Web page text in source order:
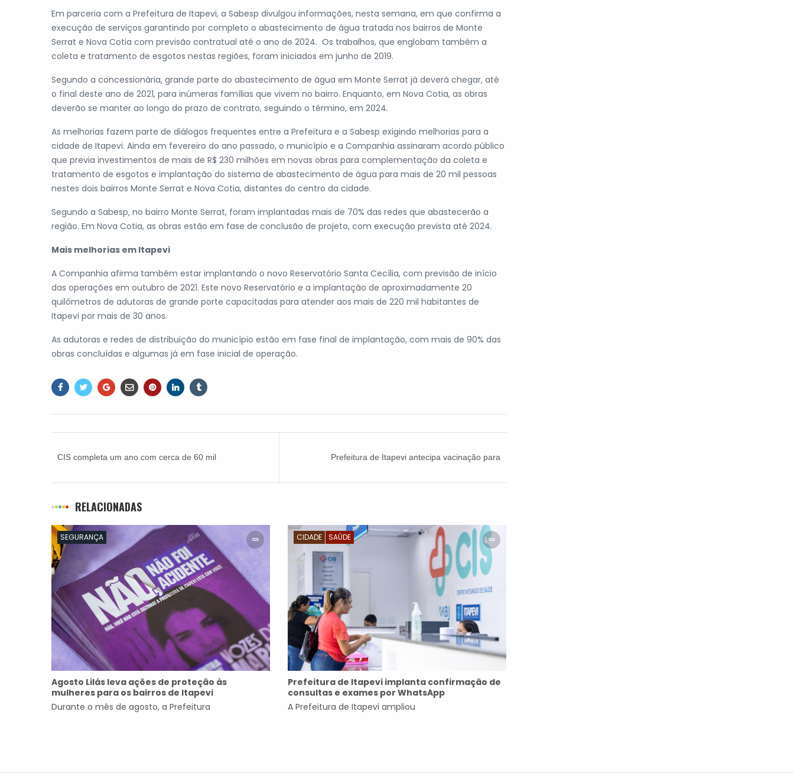
Em parceria com a Prefeitura de Itapevi, a Sabesp divulgou informações, nesta semana, em que confirma a
execução de serviços garantindo por completo o abastecimento de água tratada nos bairros de Monte
Serrat e Nova Cotia com previsão contratual até o ano de 2024. Os trabalhos, que englobam também a
coleta e tratamento de esgotos nestas regiões, foram iniciados em junho de 2019.
Segundo a concessionária, grande parte do abastecimento de água em Monte Serrat já deverá chegar, até
o final deste ano de 2021, para inúmeras famílias que vivem no bairro. Enquanto, em Nova Cotia, as obras
deverão se manter ao longo do prazo de contrato, seguindo o término, em 2024.
As melhorias fazem parte de diálogos frequentes entre a Prefeitura e a Sabesp exigindo melhorias para a
cidade de Itapevi. Ainda em fevereiro do ano passado, o município e a Companhia assinaram acordo público
que previa investimentos de mais de R$ 230 milhões em novas obras para complementação da coleta e
tratamento de esgotos e implantação do sistema de abastecimento de água para mais de 20 mil pessoas
nestes dois bairros Monte Serrat e Nova Cotia, distantes do centro da cidade.
Segundo a Sabesp, no bairro Monte Serrat, foram implantadas mais de 70% das redes que abastecerão a
região. Em Nova Cotia, as obras estão em fase de conclusão de projeto, com execução prevista até 2024.
Mais melhorias em Itapevi
A Companhia afirma também estar implantando o novo Reservatório Santa Cecília, com previsão de início
das operações em outubro de 2021. Este novo Reservatório e a implantação de aproximadamente 20
quilômetros de adutoras de grande porte capacitadas para atender aos mais de 220 mil habitantes de
Itapevi por mais de 30 anos.
As adutoras e redes de distribuição do município estão em fase final de implantação, com mais de 90% das
obras concluídas e algumas já em fase inicial de operação.
CIS completa um ano com cerca de 60 mil
Prefeitura de Itapevi antecipa vacinação para
RELACIONADAS
SEGURANÇA
Agosto Lilás leva ações de proteção às
mulheres para os bairros de Itapevi
Durante o mês de agosto, a Prefeitura
CIDADE SAÚDE
Prefeitura de Itapevi implanta confirmação de
consultas e exames por WhatsApp
A Prefeitura de Itapevi ampliou